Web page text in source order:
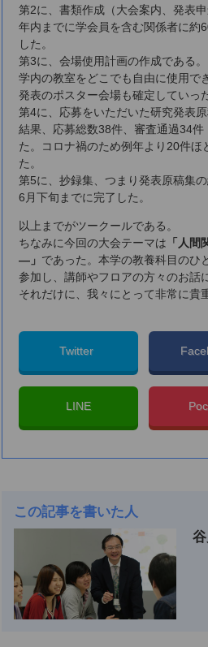
第2に、書類作成（大会案内、発表
年内までに学会員を含む関係者に約
した。
第3に、会場使用計画の作成である。
学内の教室をどこでも自由に使用で
発表のポスター会場も確定していった
第4に、応募をいただいた研究発表
結果、応募総数38件、審査通過34
た。コロナ禍のため例年より20件
た。
第5に、抄録集、つまり発表原稿集の
6月下旬までに完了した。
以上までがツークールである。
ちなみに今回の大会テーマは 「人
―」 であった。本学の教養科目のひ
参加し、講師やフロアの方々のお話
それだけに、我々にとって非常に貴
Twitter
LINE
この記事を書いた人